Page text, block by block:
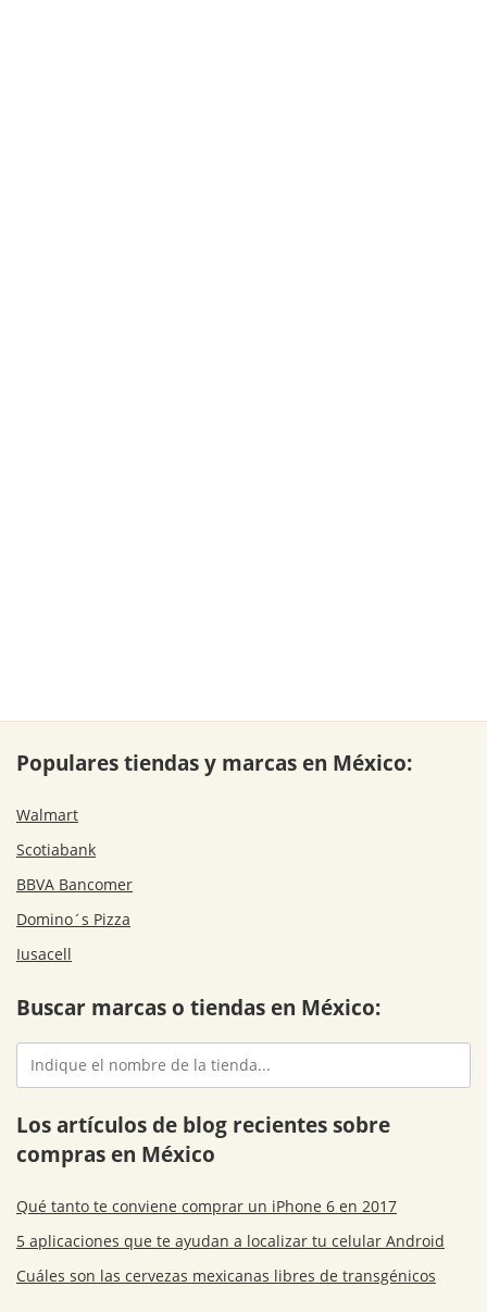
Populares tiendas y marcas en México:
Walmart
Scotiabank
BBVA Bancomer
Domino´s Pizza
Iusacell
Buscar marcas o tiendas en México:
Los artículos de blog recientes sobre
compras en México
Qué tanto te conviene comprar un iPhone 6 en 2017
5 aplicaciones que te ayudan a localizar tu celular Android
Cuáles son las cervezas mexicanas libres de transgénicos